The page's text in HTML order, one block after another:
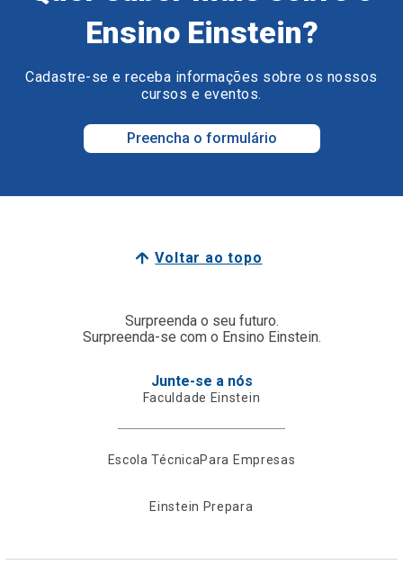
Ensino Einstein?
Cadastre-se e receba informações sobre os nossos
cursos e eventos.
Preencha o formulário
Voltar ao topo
Surpreenda o seu futuro.
Surpreenda-se com o Ensino Einstein.
Junte-se a nós
Faculdade Einstein
Escola TécnicaPara Empresas
Einstein Prepara